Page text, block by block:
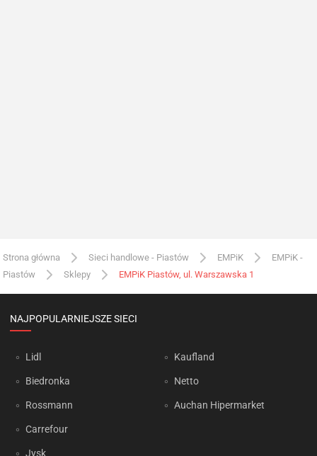
Strona główna Sieci handlowe - Piastów EMPiK
EMPiK -
Piastów
Sklepy EMPiK Piastów, ul. Warszawska 1
NAJPOPULARNIEJSZE SIECI
Lidl
Biedronka
Rossmann
Carrefour
Jysk
Kaufland
Netto
Auchan Hipermarket